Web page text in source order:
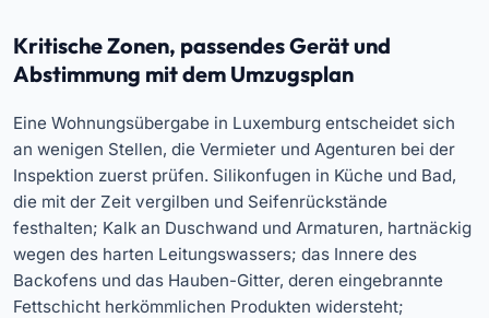
Kritische Zonen, passendes Gerät und
Abstimmung mit dem Umzugsplan
Eine Wohnungsübergabe in Luxemburg entscheidet sich
an wenigen Stellen, die Vermieter und Agenturen bei der
Inspektion zuerst prüfen. Silikonfugen in Küche und Bad,
die mit der Zeit vergilben und Seifenrückstände
festhalten; Kalk an Duschwand und Armaturen, hartnäckig
wegen des harten Leitungswassers; das Innere des
Backofens und das Hauben-Gitter, deren eingebrannte
Fettschicht herkömmlichen Produkten widersteht;